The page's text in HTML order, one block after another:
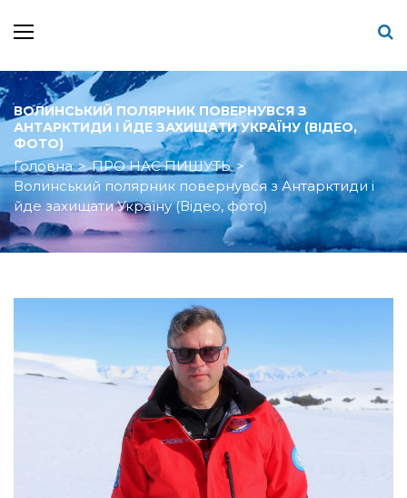
ВОЛИНСЬКИЙ ПОЛЯРНИК ПОВЕРНУВСЯ З
АНТАРКТИДИ І ЙДЕ ЗАХИЩАТИ УКРАЇНУ (ВІДЕО,
ФОТО)
Головна > ПРО НАС ПИШУТЬ >
Волинський полярник повернувся з Антарктиди і
йде захищати Україну (Відео, фото)